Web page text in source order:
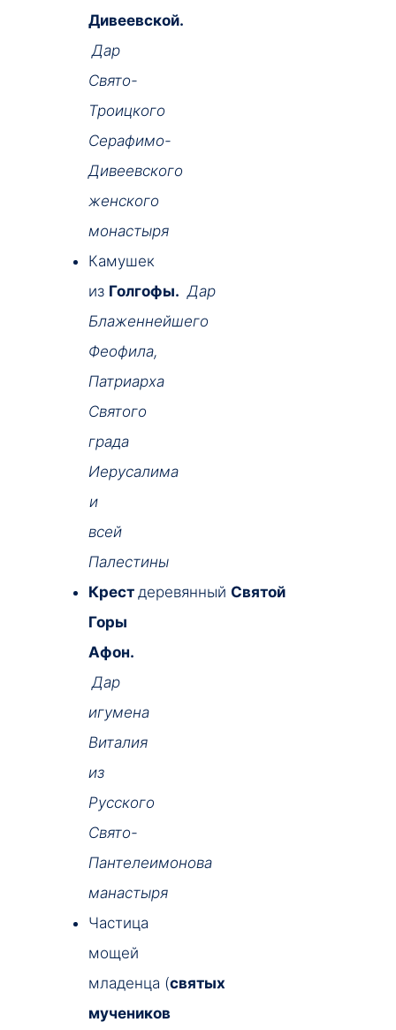
Дивеевской.
Дар
Свято-
Троицкого
Серафимо-
Дивеевского
женского
монастыря
Камушек
из Голгофы. Дар
Блаженнейшего
Феофила,
Патриарха
Святого
града
Иерусалима
и
всей
Палестины
Крест деревянный Святой
Горы
Афон.
Дар
игумена
Виталия
из
Русского
Свято-
Пантелеимонова
манастыря
Частица
мощей
младенца (святых
мучеников